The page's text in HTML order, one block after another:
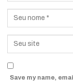
Save my name,